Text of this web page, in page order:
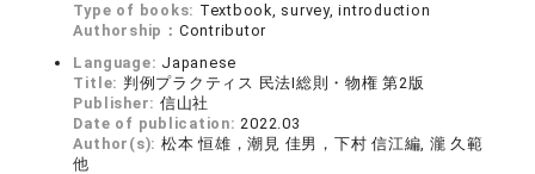
Type of books: Textbook, survey, introduction
Authorship： Contributor
Language: Japanese
Title: 判例プラクティス 民法Ⅰ総則・物権 第2版
Publisher: 信山社
Date of publication:2022.03
Author(s): 松本 恒雄，潮見 佳男，下村 信江編, 瀧 久範
他